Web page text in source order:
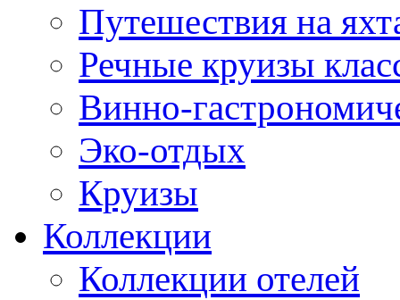
Путешествия на
Речные круизы
Винно-
Эко-отдых
Круизы
Коллекции
Коллекции отелей